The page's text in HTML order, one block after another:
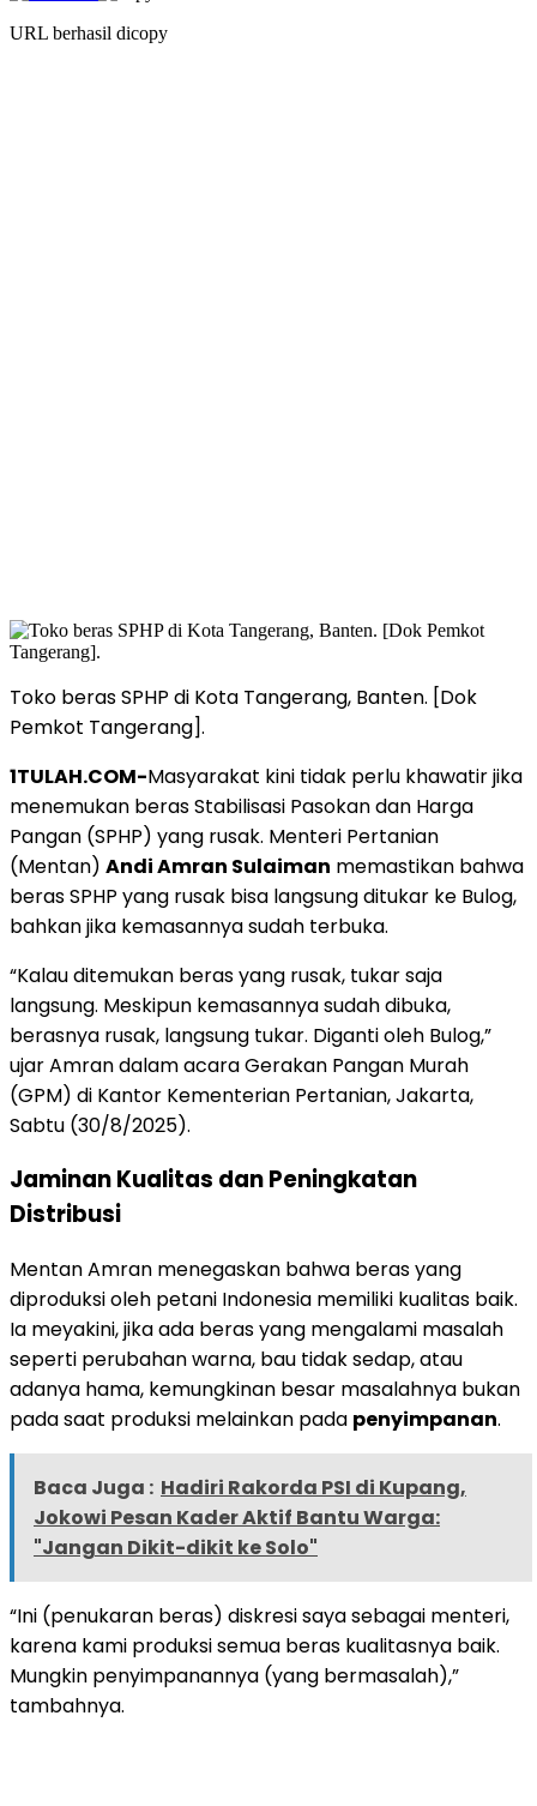
URL berhasil dicopy
Toko beras SPHP di Kota Tangerang, Banten. [Dok
Pemkot Tangerang].
1TULAH.COM-Masyarakat kini tidak perlu khawatir jika
menemukan beras Stabilisasi Pasokan dan Harga
Pangan (SPHP) yang rusak. Menteri Pertanian
(Mentan) Andi Amran Sulaiman memastikan bahwa
beras SPHP yang rusak bisa langsung ditukar ke Bulog,
bahkan jika kemasannya sudah terbuka.
“Kalau ditemukan beras yang rusak, tukar saja
langsung. Meskipun kemasannya sudah dibuka,
berasnya rusak, langsung tukar. Diganti oleh Bulog,”
ujar Amran dalam acara Gerakan Pangan Murah
(GPM) di Kantor Kementerian Pertanian, Jakarta,
Sabtu (30/8/2025).
Jaminan Kualitas dan Peningkatan
Distribusi
Mentan Amran menegaskan bahwa beras yang
diproduksi oleh petani Indonesia memiliki kualitas baik.
Ia meyakini, jika ada beras yang mengalami masalah
seperti perubahan warna, bau tidak sedap, atau
adanya hama, kemungkinan besar masalahnya bukan
pada saat produksi melainkan pada penyimpanan.
Baca Juga : Hadiri Rakorda PSI di Kupang,
Jokowi Pesan Kader Aktif Bantu Warga:
"Jangan Dikit-dikit ke Solo"
“Ini (penukaran beras) diskresi saya sebagai menteri,
karena kami produksi semua beras kualitasnya baik.
Mungkin penyimpanannya (yang bermasalah),”
tambahnya.